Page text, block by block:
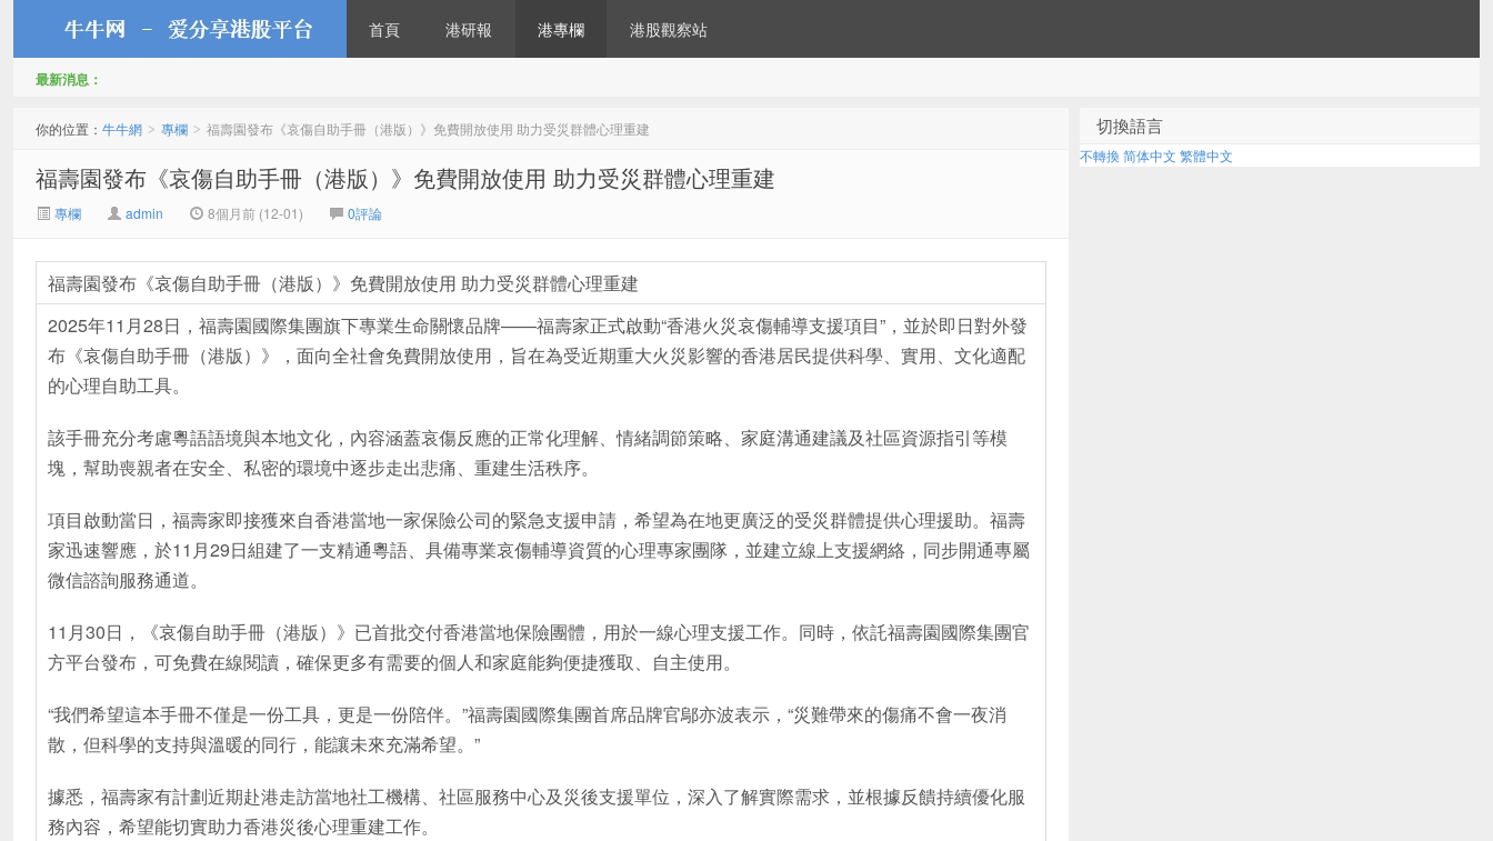
首頁 港研報 港專欄 港股觀察站
最新消息：
你的位置： 牛牛網 > 專欄 > 福壽園發布《哀傷自助手冊（港版）》免費開放使用 助力受災群體心理重建
福壽園發布《哀傷自助手冊（港版）》免費開放使用 助力受災群體心理重建
專欄 admin 8個月前 (12-01) 0評論
福壽園發布《哀傷自助手冊（港版）》免費開放使用 助力受災群體心理重建
2025年11月28日，福壽園國際集團旗下專業生命關懷品牌——福壽家正式啟動“香港火災哀傷輔導支援項目”，並於即日對外發
布《哀傷自助手冊（港版）》，面向全社會免費開放使用，旨在為受近期重大火災影響的香港居民提供科學、實用、文化適配
的心理自助工具。
該手冊充分考慮粵語語境與本地文化，內容涵蓋哀傷反應的正常化理解、情緒調節策略、家庭溝通建議及社區資源指引等模
塊，幫助喪親者在安全、私密的環境中逐步走出悲痛、重建生活秩序。
項目啟動當日，福壽家即接獲來自香港當地一家保險公司的緊急支援申請，希望為在地更廣泛的受災群體提供心理援助。福壽
家迅速響應，於11月29日組建了一支精通粵語、具備專業哀傷輔導資質的心理專家團隊，並建立線上支援網絡，同步開通專屬
微信諮詢服務通道。
11月30日，《哀傷自助手冊（港版）》已首批交付香港當地保險團體，用於一線心理支援工作。同時，依託福壽園國際集團官
方平台發布，可免費在線閱讀，確保更多有需要的個人和家庭能夠便捷獲取、自主使用。
“我們希望這本手冊不僅是一份工具，更是一份陪伴。”福壽園國際集團首席品牌官鄔亦波表示，“災難帶來的傷痛不會一夜消
散，但科學的支持與溫暖的同行，能讓未來充滿希望。”
據悉，福壽家有計劃近期赴港走訪當地社工機構、社區服務中心及災後支援單位，深入了解實際需求，並根據反饋持續優化服
務內容，希望能切實助力香港災後心理重建工作。
切換語言
不轉換 简体中文 繁體中文